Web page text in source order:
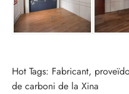
Hot Tags: Fabricant,
de carboni de la Xina